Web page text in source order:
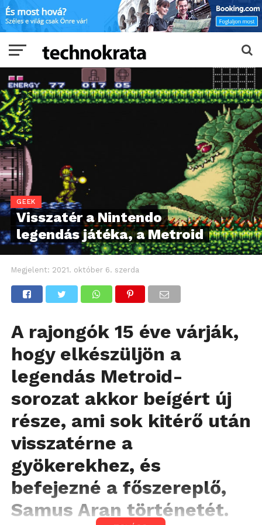
GEEK
Visszatér a Nintendo
legendás játéka, a Metroid
Megjelent: 2021. október 6. szerda
A rajongók 15 éve várják,
hogy elkészüljön a
legendás Metroid-
sorozat akkor beígért új
része, ami sok kitérő után
visszatérne a
gyökerekhez, és
befejezné a főszereplő,
Samus Aran történetét.